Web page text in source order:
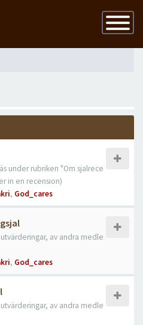
Slå
på
under rubriken "Om sjalrece
in en recension)
, God_cares
av andra medle
, God_cares
av andra medle